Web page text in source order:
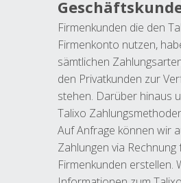
Firmenkunden die den
Firmenkonto nutzen,
sämtlichen
den Privatkunden zur
stehen. Darüber hinaus
Talixo
Auf Anfrage können wir
Zahlungen via
Firmenkunden erstellen.